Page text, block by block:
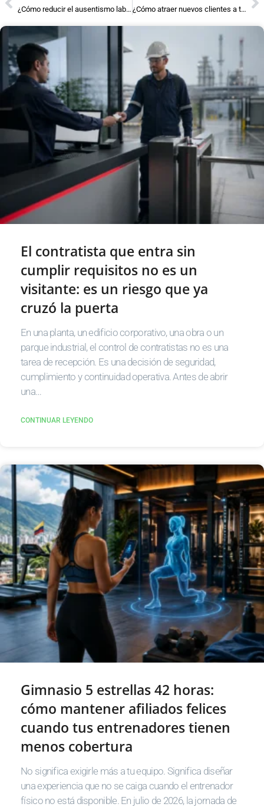
¿Cómo reducir el ausentismo laboral con un sistema de control de asistencia ¿Cómo atraer nuevos clientes a tu gimnasio?
El contratista que entra sin
cumplir requisitos no es un
visitante: es un riesgo que ya
cruzó la puerta
En una planta, un edificio corporativo, una obra o un
parque industrial, el control de contratistas no es una
tarea de recepción. Es una decisión de seguridad,
cumplimiento y continuidad operativa. Antes de abrir
una…
CONTINUAR LEYENDO
Gimnasio 5 estrellas 42 horas:
cómo mantener afiliados felices
cuando tus entrenadores tienen
menos cobertura
No significa exigirle más a tu equipo. Significa diseñar
una experiencia que no se caiga cuando el entrenador
físico no está disponible. En julio de 2026, la jornada de